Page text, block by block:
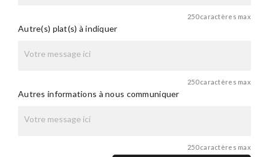
250 caractères max
Autre(s) plat(s) à indiquer
250 caractères max
Autres informations à nous communiquer
250 caractères max